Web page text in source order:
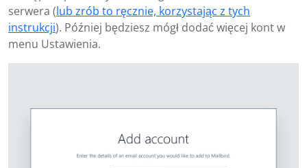
serwera (lub zrób to ręcznie, korzystając z tych
instrukcji). Później będziesz mógł dodać więcej kont w
menu Ustawienia.